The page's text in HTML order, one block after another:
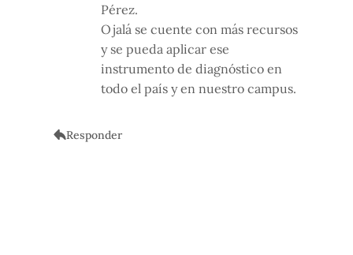
Pérez.
Ojalá se cuente con más recursos
y se pueda aplicar ese
instrumento de diagnóstico en
todo el país y en nuestro campus.
Responder